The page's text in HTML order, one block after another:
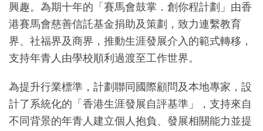
興趣。為期十年的「賽馬會鼓掌．創你程計劃」由香
港賽馬會慈善信託基金捐助及策劃，致力連繫教育
界、社福界及商界，推動生涯發展介入的範式轉移，
支持年青人由學校順利過渡至工作世界。
為提升行業標準，計劃聯同國際顧問及本地專家，設
計了系統化的「香港生涯發展自評基準」，支持來自
不同背景的年青人建立個人抱負、發展相關能力並提